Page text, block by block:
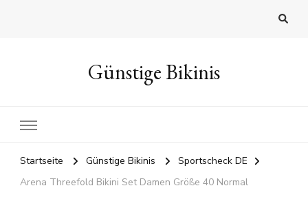
Günstige Bikinis
Startseite Günstige Bikinis
Sportscheck DE
Arena Threefold Bikini Set Damen Größe 40 Normal